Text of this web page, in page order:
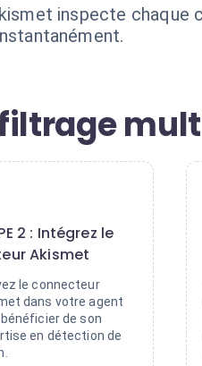
inspecte chaque
2 : Intégrez le
Akismet
le connecteur
dans votre agent
de son
en détection de